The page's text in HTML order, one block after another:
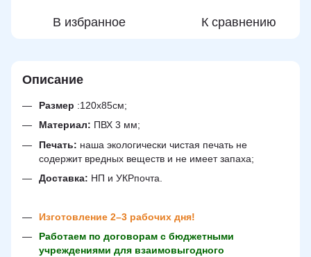
В избранное К сравнению
Описание
Размер :120х85см;
Материал: ПВХ 3 мм;
Печать: наша экологически чистая печать не
содержит вредных веществ и не имеет запаха;
Доставка: НП и УКРпочта.
Изготовление 2–3 рабочих дня!
Работаем по договорам с бюджетными
учреждениями для взаимовыгодного